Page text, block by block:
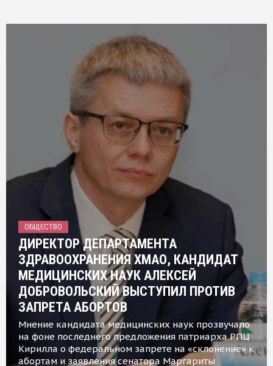
ОБЩЕСТВО
ДИРЕКТОР ДЕПАРТАМЕНТА
ЗДРАВООХРАНЕНИЯ ХМАО, КАНДИДАТ
МЕДИЦИНСКИХ НАУК АЛЕКСЕЙ
ДОБРОВОЛЬСКИЙ ВЫСТУПИЛ ПРОТИВ
ЗАПРЕТА АБОРТОВ
Мнение кандидата медицинских наук прозвучало
на фоне последнего предложения патриарха РПЦ
Кирилла о федеральном запрете на «склонение» к
абортам и заявления сенатора Маргариты